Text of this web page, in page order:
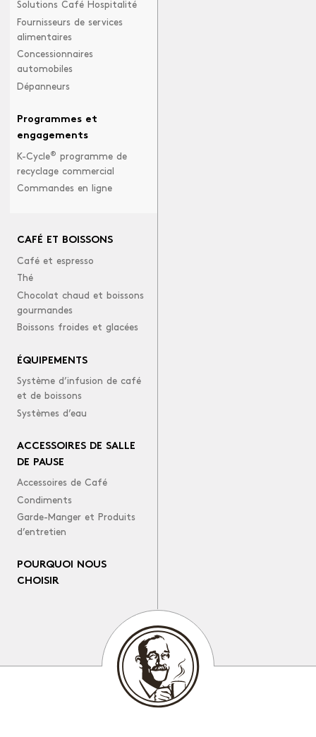
Solutions Café Hospitalité
Fournisseurs de services
alimentaires
Concessionnaires
automobiles
Dépanneurs
Programmes et
engagements
K-Cycle® programme de
recyclage commercial
Commandes en ligne
CAFÉ ET BOISSONS
Café et espresso
Thé
Chocolat chaud et boissons
gourmandes
Boissons froides et glacées
ÉQUIPEMENTS
Système d’infusion de café
et de boissons
Systèmes d’eau
ACCESSOIRES DE SALLE
DE PAUSE
Accessoires de Café
Condiments
Garde-Manger et Produits
d’entretien
POURQUOI NOUS
CHOISIR